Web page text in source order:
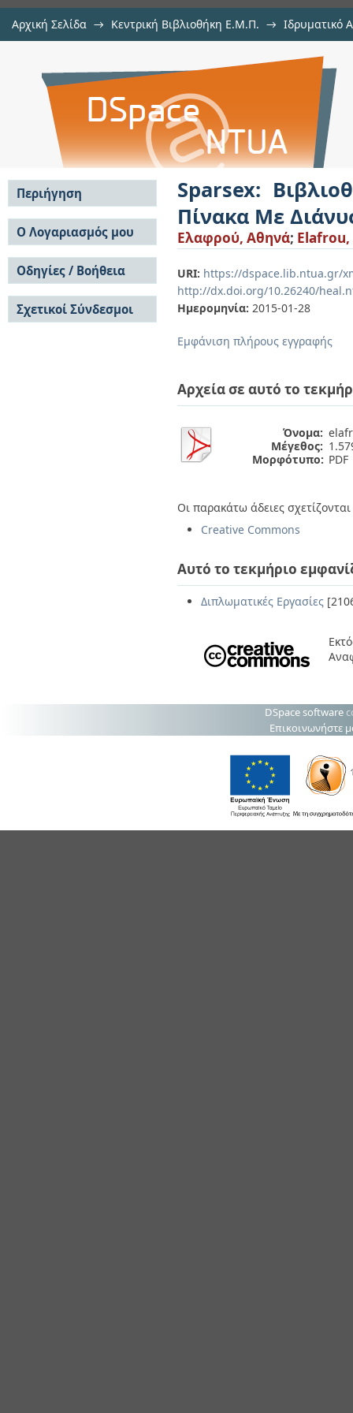
Αρχική Σελίδα → Κεντρική Βιβλιοθήκη Ε.Μ.Π. → Ιδρυματικό
Sparsex: Βιβλιοθήκη Για Τον
Σε Πολυπύρηνες Αρχιτεκτονικές
Sparsex:
Πίνακα Με
Ελαφρού, Αθηνά;
URI: https://dspace.lib.ntua.gr/
http://dx.doi.org/10.26240/
Ημερομηνία: 2015-01-28
Εμφάνιση πλήρους εγγραφής
Αρχεία σε αυτό το
Όνομα:
Μέγεθος:
Μορφότυπο: PDF
Οι παρακάτω άδειες
Creative Commons
Αυτό το τεκμήριο
Διπλωματικές Εργασίες
Περιήγηση
Σε όλο το DSpace
Κοινότητες & Συλλογές
Ανά Ημερομηνία
Έκδοσης
Συγγραφείς
Τίτλοι
Θέματα
Ο Λογαριασμός μου
Σύνδεση
Εγγραφή
Οδηγίες / Βοήθεια
Οδηγίες Υποβολής
Οδηγίες Χρήσης ΙΑ
Συχνές Ερωτήσεις
Σχετικοί Σύνδεσμοι
DSpace software
Επικοινωνήστε